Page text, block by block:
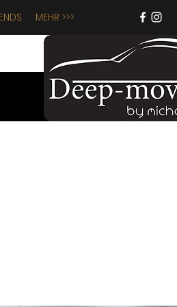
MEHR >>>